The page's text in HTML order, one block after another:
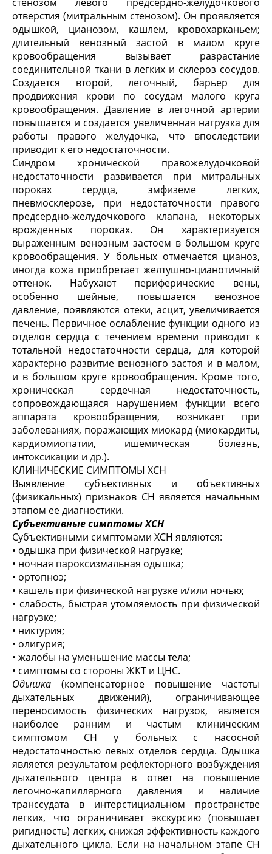
отверстия (митральным стенозом). Он проявляется
одышкой, цианозом, кашлем, кровохарканьем;
длительный венозный застой в малом круге
кровообращения вызывает разрастание
соединительной ткани в легких и склероз сосудов.
Создается второй, легочный, барьер для
продвижения крови по сосудам малого круга
кровообращения. Давление в легочной артерии
повышается и создается увеличенная нагрузка для
работы правого желудочка, что впоследствии
приводит к его недостаточности.
Синдром хронической правожелудочковой
недостаточности развивается при митральных
пороках сердца, эмфиземе легких,
пневмосклерозе, при недостаточности правого
предсердно-желудочкового клапана, некоторых
врожденных пороках. Он характеризуется
выраженным венозным застоем в большом круге
кровообращения. У больных отмечается цианоз,
иногда кожа приобретает желтушно-цианотичный
оттенок. Набухают периферические вены,
особенно шейные, повышается венозное
давление, появляются отеки, асцит, увеличивается
печень. Первичное ослабление функции одного из
отделов сердца с течением времени приводит к
тотальной недостаточности сердца, для которой
характерно развитие венозного застоя и в малом,
и в большом круге кровообращения. Кроме того,
хроническая сердечная недостаточность,
сопровождающаяся нарушением функции всего
аппарата кровообращения, возникает при
заболеваниях, поражающих миокард (миокардиты,
кардиомиопатии, ишемическая болезнь,
интоксикации и др.).
КЛИНИЧЕСКИЕ СИМПТОМЫ ХСН
Выявление субъективных и объективных
(физикальных) признаков СН является начальным
этапом ее диагностики.
Субъективные симптомы ХСН
Субъективными симптомами ХСН являются:
• одышка при физической нагрузке;
• ночная пароксизмальная одышка;
• ортопноэ;
• кашель при физической нагрузке и/или ночью;
• слабость, быстрая утомляемость при физической
нагрузке;
• никтурия;
• олигурия;
• жалобы на уменьшение массы тела;
• симптомы со стороны ЖКТ и ЦНС.
Одышка (компенсаторное повышение частоты
дыхательных движений), ограничивающее
переносимость физических нагрузок, является
наиболее ранним и частым клиническим
симптомом СН у больных с насосной
недостаточностью левых отделов сердца. Одышка
является результатом рефлекторного возбуждения
дыхательного центра в ответ на повышение
легочно-капиллярного давления и наличие
транссудата в интерстициальном пространстве
легких, что ограничивает экскурсию (повышает
ригидность) легких, снижая эффективность каждого
дыхательного цикла. Если на начальном этапе СН